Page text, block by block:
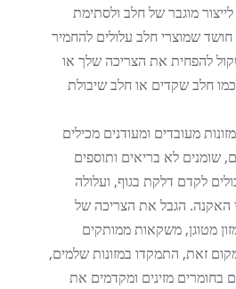
מוגבר של חלב ולסתימת
שמוצרי חלב עלולים להחמיר
להפחית את הצריכה שלך או
חלב שקדים או חלב שיבולת
מעובדים ומעודנים מכילים
שומנים לא בריאים ותוספים
לקדם דלקת בגוף, ועלולה
האקנה. הגבל את הצריכה של
מטוגן, משקאות ממותקים
זאת, התמקדו במזונות שלמים,
בחומרים מזינים ומקדמים את